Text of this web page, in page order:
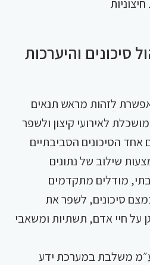
סיכונים והיערכות
לזהות מראש תנאים
לאירועי קיצון ולשפר
הסיכונים הסביבתיים
שילוב של נתונים
מודלים מתקדמים
סיכונים, לשפר את
על חיי אדם, תשתיות ומשאבי
משלבת במערכת ידע